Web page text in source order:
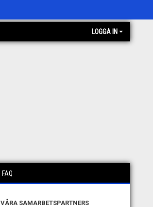
LOGGA IN
FAQ
VÅRA SAMARBETSPARTNERS